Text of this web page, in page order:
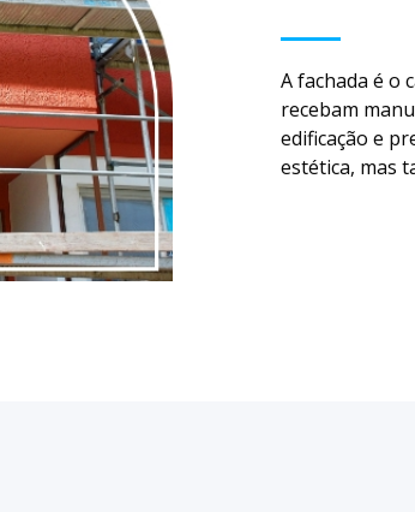
A fachada é o
recebam
edificação e
estética, mas